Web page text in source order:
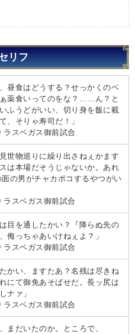
リフ
、昼食はどうする？せっかくのベ
薬食いってのをな？……ん？と
ふうどがいい、切り身を飯に載
、そりゃ寿司だ！」
スベガス御前試合
世物巡りに繰り出さねぇかます
は本場だそうじゃないか。あれ
の男がチャカポコするやつがい
スベガス御前試合
は目を通したかい？『降らぬ先の
侮っちゃあいけねぇよ？」
スベガス御前試合
たかい、ますたあ？名残は尽きね
にて御免あそばせだ。長ッ尻は
ナァ」
スベガス御前試合
まだいたのか。ところで、